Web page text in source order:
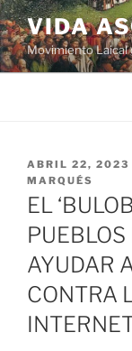
VIDA
Movimiento Laical
ABRIL 22, 2023
MARQUÉS
EL
AYUDAR
CONTRA